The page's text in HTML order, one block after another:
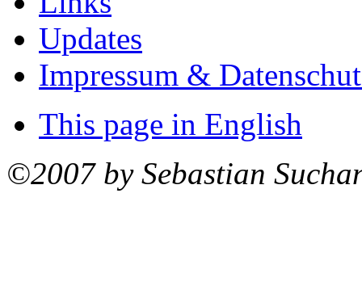
Updates
Impressum &
This page in English
©2007 by Sebastian